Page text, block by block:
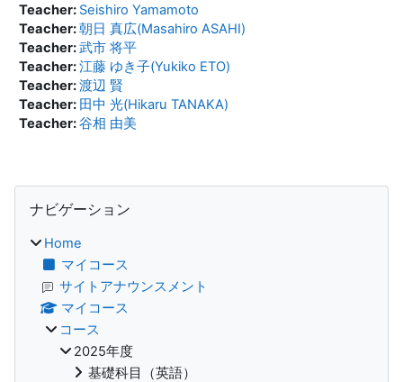
Teacher: Seishiro Yamamoto
Teacher:朝日 真広(Masahiro ASAHI)
Teacher:武市 将平
Teacher:江藤 ゆき子(Yukiko ETO)
Teacher:渡辺 賢
Teacher: 田中 光(Hikaru TANAKA)
Teacher:谷相 由美
ブロック
ナビゲーション
Home
マイコース
サイトアナウンスメント
マイコース
コース
2025年度
基礎科目（英語）